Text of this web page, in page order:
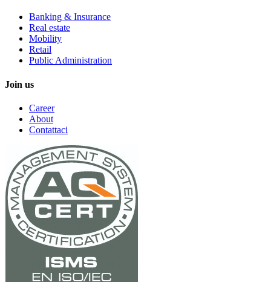
Banking & Insurance
Real estate
Mobility
Retail
Public Administration
Join us
Career
About
Contattaci